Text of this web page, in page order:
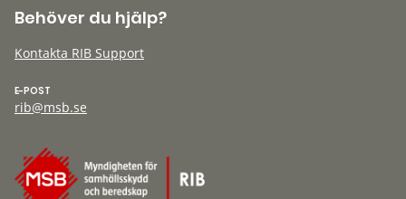
Behöver du hjälp?
Kontakta RIB Support
E-POST
rib@msb.se